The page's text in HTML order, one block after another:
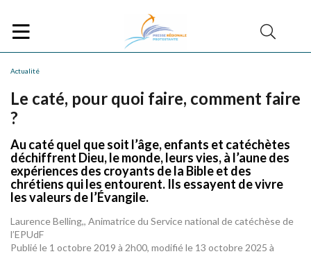
Actualité
Le caté, pour quoi faire, comment faire
?
Au caté quel que soit l’âge, enfants et catéchètes
déchiffrent Dieu, le monde, leurs vies, à l’aune des
expériences des croyants de la Bible et des
chrétiens qui les entourent. Ils essayent de vivre
les valeurs de l’Évangile.
Laurence Belling,, Animatrice du Service national de catéchèse de
l’EPUdF
Publié le 1 octobre 2019 à 2h00, modifié le 13 octobre 2025 à